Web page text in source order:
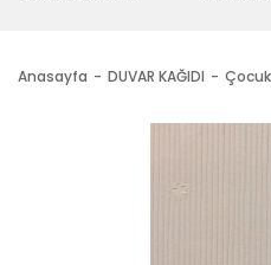
Anasayfa DUVAR KAĞIDI